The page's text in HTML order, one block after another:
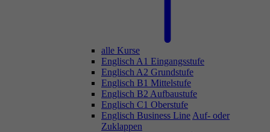
alle Kurse
Englisch A1 Eingangsstufe
Englisch A2 Grundstufe
Englisch B1 Mittelstufe
Englisch B2 Aufbaustufe
Englisch C1 Oberstufe
Englisch Business Line Auf- oder
Zuklappen